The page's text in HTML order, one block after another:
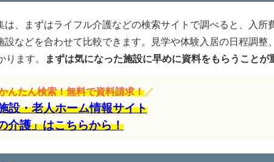
、まずはライフル介護などの検索サイトで調べると、入所
などを合わせて比較できます。見学や体験入居の日程調整
ます。
まずは気になった施設に早めに資料をもらうことが
んたん検索！無料で資料請求！ ／
設・老人ホーム情報サイト
介護」はこちらから！